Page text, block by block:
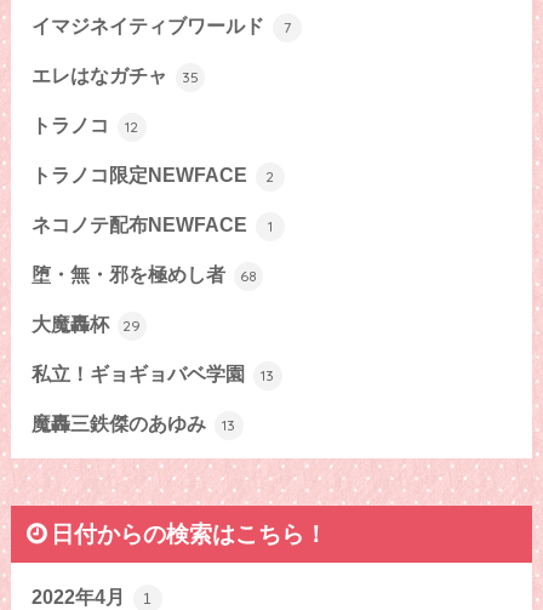
イマジネイティブワールド 7
エレはなガチャ 35
トラノコ 12
トラノコ限定NEWFACE 2
ネコノテ配布NEWFACE 1
堕・無・邪を極めし者 68
大魔轟杯 29
私立！ギョギョバベ学園 13
魔轟三鉄傑のあゆみ 13
日付からの検索はこちら！
2022年4月 1